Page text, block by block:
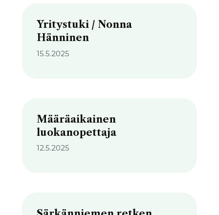
Yritystuki / Nonna
Hänninen
15.5.2025
Määräaikainen
luokanopettaja
12.5.2025